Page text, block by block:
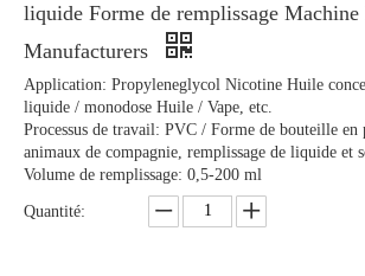
liquide Forme de remplissage
Manufacturers
Application: Propyleneglycol Nicotine Huile
liquide / monodose Huile / Vape, etc.
Processus de travail: PVC / Forme de bouteille en
animaux de compagnie, remplissage de liquide et
Volume de remplissage: 0,5-200 ml
Quantité: